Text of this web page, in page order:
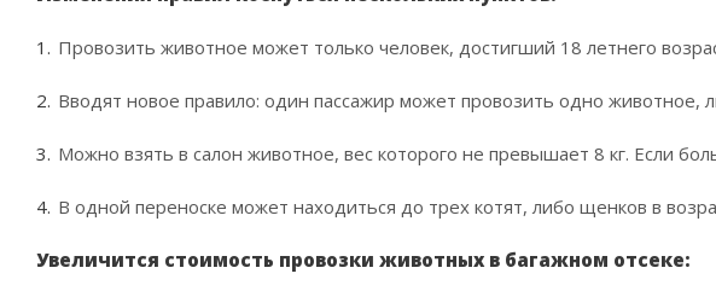
Провозить животное может только человек, достигший 18 летнего
Вводят новое правило: один пассажир может провозить одно животное,
Можно взять в салон животное, вес которого не превышает 8 кг. Если
В одной переноске может находиться до трех котят, либо щенков в
Увеличится стоимость провозки животных в багажном отсеке: